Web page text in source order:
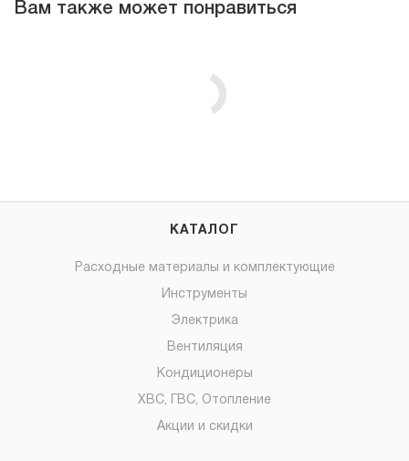
Вам также может понравиться
КАТАЛОГ
Расходные материалы и комплектующие
Инструменты
Электрика
Вентиляция
Кондиционеры
ХВС, ГВС, Отопление
Акции и скидки